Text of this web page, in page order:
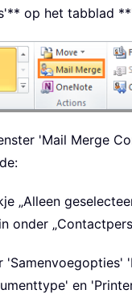
op het tabblad
'Mail Merge
„Alleen
onder
'Samenvoegopties'
en